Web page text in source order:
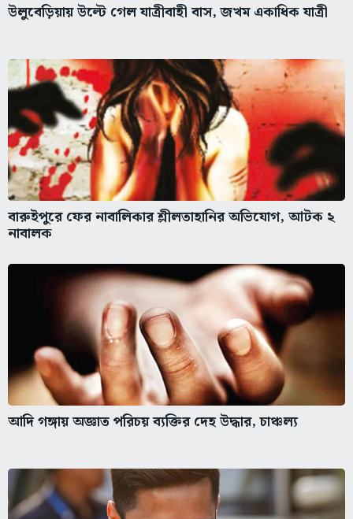
উলুবেড়িয়ায় উল্টে গেল যাত্রীবাহী বাস, জখম একাধিক যাত্রী
বারুইপুরে ফের নাবালিকার শ্লীলতাহানির অভিযোগ, আটক ২
নাবালক
আদি গঙ্গায় অজ্ঞাত পরিচয় ব্যক্তির দেহ উদ্ধার, চাঞ্চল্য